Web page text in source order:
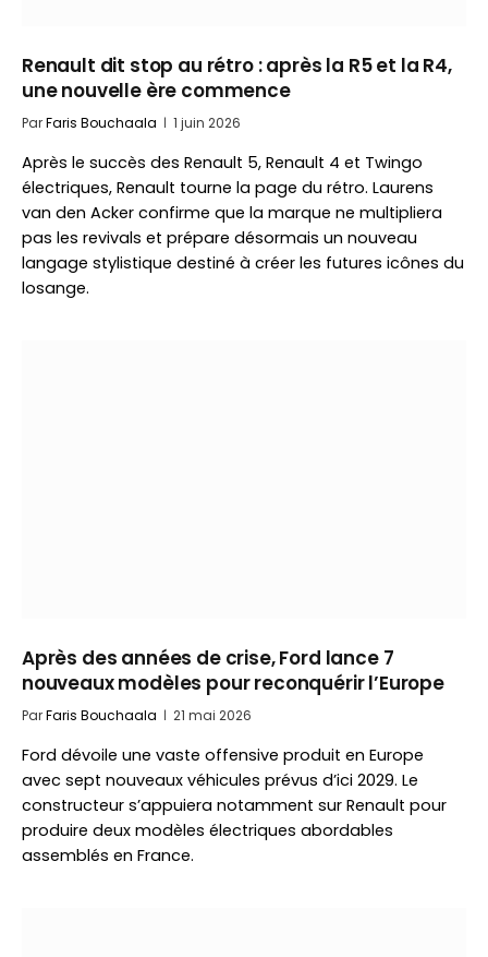
Renault dit stop au rétro : après la R5 et la R4,
une nouvelle ère commence
ParFaris Bouchaala 1 juin 2026
Après le succès des Renault 5, Renault 4 et Twingo
électriques, Renault tourne la page du rétro. Laurens
van den Acker confirme que la marque ne multipliera
pas les revivals et prépare désormais un nouveau
langage stylistique destiné à créer les futures icônes du
losange.
Après des années de crise, Ford lance 7
nouveaux modèles pour reconquérir l’Europe
ParFaris Bouchaala 21 mai 2026
Ford dévoile une vaste offensive produit en Europe
avec sept nouveaux véhicules prévus d’ici 2029. Le
constructeur s’appuiera notamment sur Renault pour
produire deux modèles électriques abordables
assemblés en France.